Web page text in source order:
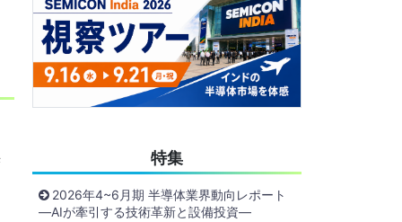
特集
2026年4~6月期 半導体業界動向レポート
―AIが牽引する技術革新と設備投資―